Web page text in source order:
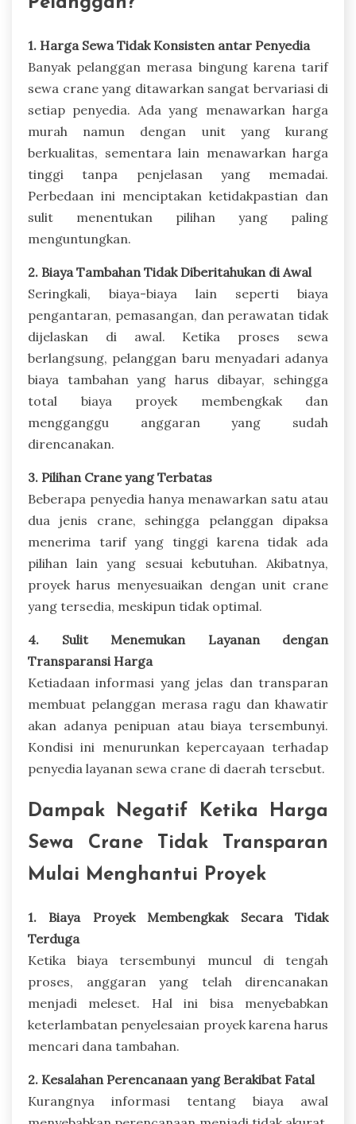
1. Harga Sewa Tidak Konsisten antar Penyedia
Banyak pelanggan merasa bingung karena tarif
sewa crane yang ditawarkan sangat bervariasi di
setiap penyedia. Ada yang menawarkan harga
murah namun dengan unit yang kurang
berkualitas, sementara lain menawarkan harga
tinggi tanpa penjelasan yang memadai.
Perbedaan ini menciptakan ketidakpastian dan
sulit menentukan pilihan yang paling
menguntungkan.
2. Biaya Tambahan Tidak Diberitahukan di Awal
Seringkali, biaya-biaya lain seperti biaya
pengantaran, pemasangan, dan perawatan tidak
dijelaskan di awal. Ketika proses sewa
berlangsung, pelanggan baru menyadari adanya
biaya tambahan yang harus dibayar, sehingga
total biaya proyek membengkak dan
mengganggu anggaran yang sudah
direncanakan.
3. Pilihan Crane yang Terbatas
Beberapa penyedia hanya menawarkan satu atau
dua jenis crane, sehingga pelanggan dipaksa
menerima tarif yang tinggi karena tidak ada
pilihan lain yang sesuai kebutuhan. Akibatnya,
proyek harus menyesuaikan dengan unit crane
yang tersedia, meskipun tidak optimal.
4. Sulit Menemukan Layanan dengan
Transparansi Harga
Ketiadaan informasi yang jelas dan transparan
membuat pelanggan merasa ragu dan khawatir
akan adanya penipuan atau biaya tersembunyi.
Kondisi ini menurunkan kepercayaan terhadap
penyedia layanan sewa crane di daerah tersebut.
Dampak Negatif Ketika Harga
Sewa Crane Tidak Transparan
Mulai Menghantui Proyek
1. Biaya Proyek Membengkak Secara Tidak
Terduga
Ketika biaya tersembunyi muncul di tengah
proses, anggaran yang telah direncanakan
menjadi meleset. Hal ini bisa menyebabkan
keterlambatan penyelesaian proyek karena harus
mencari dana tambahan.
2. Kesalahan Perencanaan yang Berakibat Fatal
Kurangnya informasi tentang biaya awal